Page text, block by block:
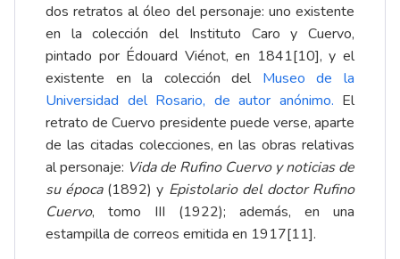
dos retratos al óleo del personaje: uno existente
en la colección del Instituto Caro y Cuervo,
pintado por Édouard Viénot, en 1841[10], y el
existente en la colección del Museo de la
Universidad del Rosario, de autor anónimo. El
retrato de Cuervo presidente puede verse, aparte
de las citadas colecciones, en las obras relativas
al personaje: Vida de Rufino Cuervo y noticias de
su época(1892) y Epistolario del doctor Rufino
Cuervo, tomo III (1922); además, en una
estampilla de correos emitida en 1917[11].